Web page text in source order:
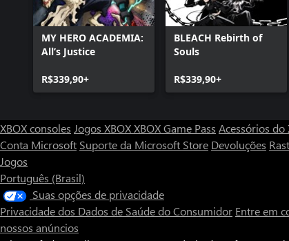
MY HERO ACADEMIA:
All’s Justice
R$339,90+
BLEACH Rebirth of
Souls
R$339,90+
XBOX consoles Jogos XBOXXBOX Game Pass Acessórios do
Conta Microsoft Suporte da Microsoft Store Devoluções
Jogos
Português (Brasil)
Suas opções de privacidade
Privacidade dos Dados de Saúde do Consumidor Entre em
nossos anúncios